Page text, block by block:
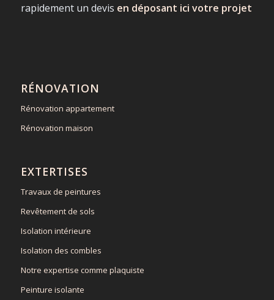
rapidement un devis en déposant ici votre projet
RÉNOVATION
Rénovation appartement
Rénovation maison
EXTERTISES
Travaux de peintures
Revêtement de sols
Isolation intérieure
Isolation des combles
Notre expertise comme plaquiste
Peinture isolante